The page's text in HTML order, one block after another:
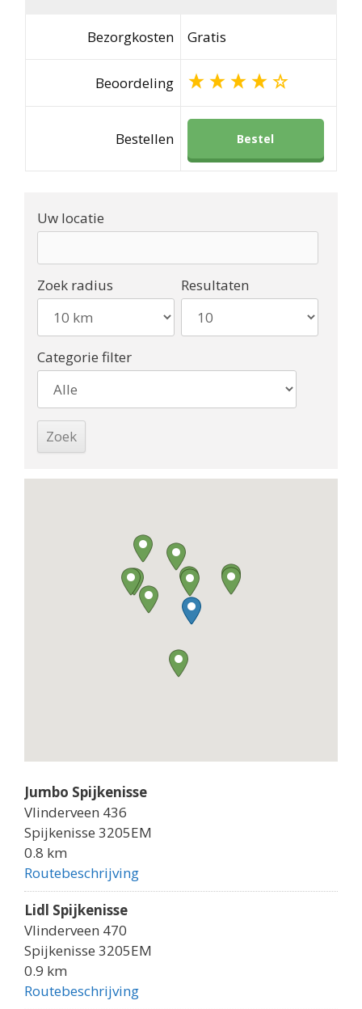
Bezorgkosten Gratis
Beoordeling
Bestellen Bestel
Uw locatie
Zoek radius Resultaten
Categorie filter
Jumbo Spijkenisse
Vlinderveen 436
Spijkenisse 3205EM
0.8 km
Routebeschrijving
Lidl Spijkenisse
Vlinderveen 470
Spijkenisse 3205EM
0.9 km
Routebeschrijving